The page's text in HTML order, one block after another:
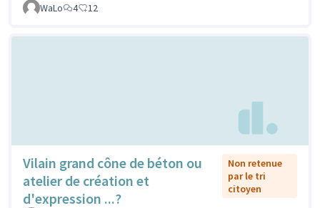
WaLo 4 12
Vilain grand cône de béton ou
atelier de création et
d'expression ...?
Non retenue
par le tri
citoyen